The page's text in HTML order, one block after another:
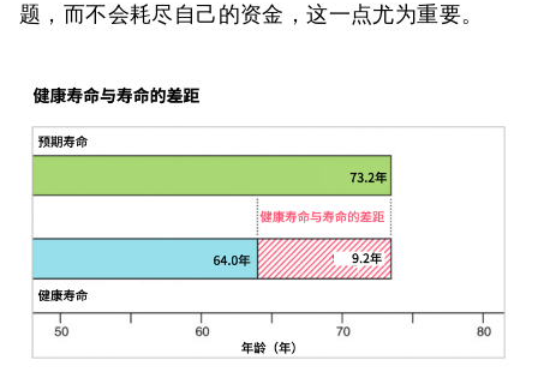
题，而不会耗尽自己的资金，这一点尤为重要。